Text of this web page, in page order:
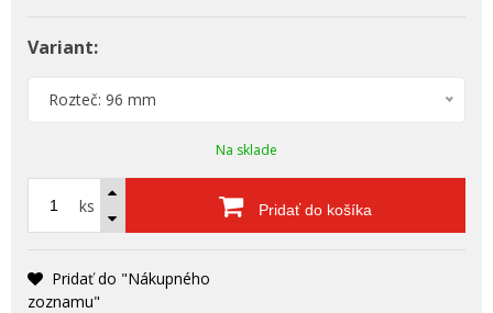
Variant:
Rozteč: 96 mm
Na sklade
ks Pridať do košíka
Pridať do "Nákupného
zoznamu"